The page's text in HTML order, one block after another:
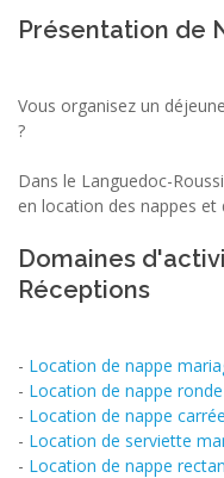
Présentation de
Vous organisez un
?
Dans le Languedoc-
en location des nappes
Domaines
Réceptions
- Location de nappe
- Location de nappe ronde
- Location de nappe carrée
- Location de serviette
- Location de nappe